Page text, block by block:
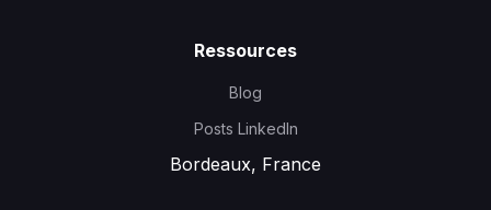
Ressources
Blog
Posts LinkedIn
Bordeaux, France